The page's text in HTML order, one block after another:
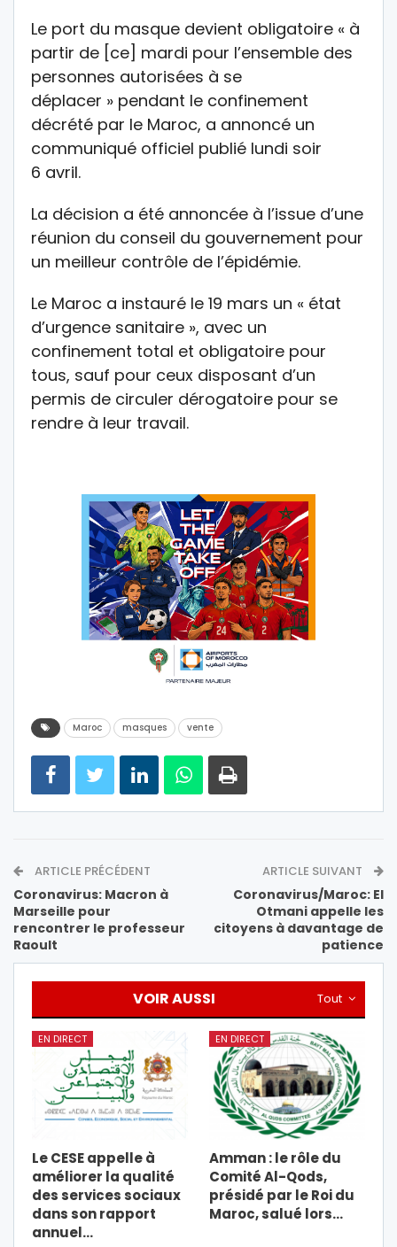
Le port du masque devient obligatoire « à
partir de [ce] mardi pour l’ensemble des
personnes autorisées à se
déplacer » pendant le confinement
décrété par le Maroc, a annoncé un
communiqué officiel publié lundi soir
6 avril.
La décision a été annoncée à l’issue d’une
réunion du conseil du gouvernement pour
un meilleur contrôle de l’épidémie.
Le Maroc a instauré le 19 mars un « état
d’urgence sanitaire », avec un
confinement total et obligatoire pour
tous, sauf pour ceux disposant d’un
permis de circuler dérogatoire pour se
rendre à leur travail.
Maroc masques vente
ARTICLE PRÉCÉDENT
Coronavirus: Macron à
Marseille pour
rencontrer le professeur
Raoult
ARTICLE SUIVANT
Coronavirus/Maroc: El
Otmani appelle les
citoyens à davantage de
patience
Tout
VOIR AUSSI
EN DIRECT
Le CESE appelle à
améliorer la qualité
des services sociaux
dans son rapport
annuel…
EN DIRECT
Amman : le rôle du
Comité Al-Qods,
présidé par le Roi du
Maroc, salué lors…